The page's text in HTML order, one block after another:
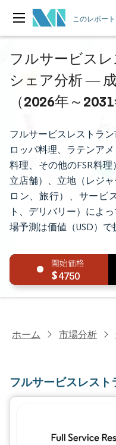
このレポー
フルサービスレ
シェア分析 ―
（2026年～2031
フルサービスレストラ
ロッパ料理、ラテンア
料理、その他のFSR料
立店舗）、立地（レジ
ロン、旅行）、サービ
ト、デリバリー）によ
場予測は価値（USD）で
4750
ホーム 市場分析
フルサービスレス